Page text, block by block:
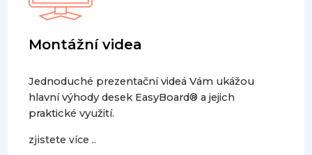
Montážní videa
Jednoduché prezentační videá Vám ukážou
hlavní výhody desek EasyBoard® a jejich
praktické využití.
zjistete více ..